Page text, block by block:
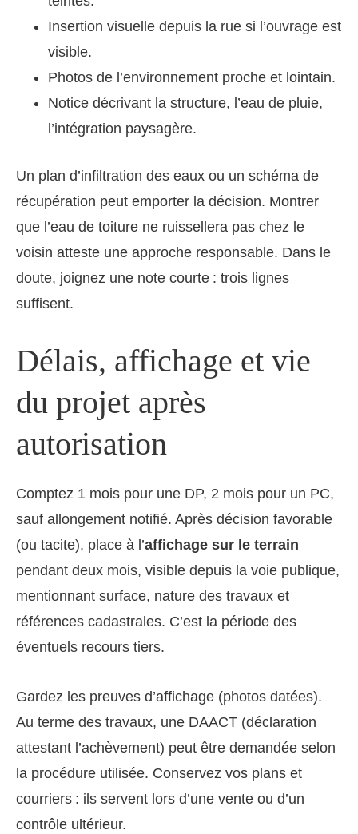
Insertion visuelle depuis la rue si l’ouvrage est
visible.
Photos de l’environnement proche et lointain.
Notice décrivant la structure, l’eau de pluie,
l’intégration paysagère.
Un plan d’infiltration des eaux ou un schéma de
récupération peut emporter la décision. Montrer
que l’eau de toiture ne ruissellera pas chez le
voisin atteste une approche responsable. Dans le
doute, joignez une note courte : trois lignes
suffisent.
Délais, affichage et vie
du projet après
autorisation
Comptez 1 mois pour une DP, 2 mois pour un PC,
sauf allongement notifié. Après décision favorable
(ou tacite), place à l’affichage sur le terrain
pendant deux mois, visible depuis la voie publique,
mentionnant surface, nature des travaux et
références cadastrales. C’est la période des
éventuels recours tiers.
Gardez les preuves d’affichage (photos datées).
Au terme des travaux, une DAACT (déclaration
attestant l’achèvement) peut être demandée selon
la procédure utilisée. Conservez vos plans et
courriers : ils servent lors d’une vente ou d’un
contrôle ultérieur.